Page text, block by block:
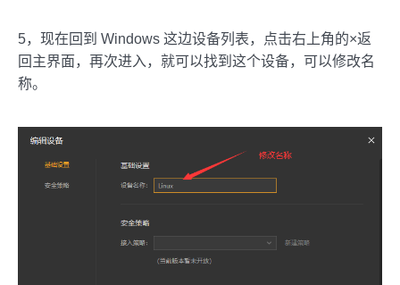
5，现在回到 Windows 这边设备列表，点击右上角的×返
回主界面，再次进入，就可以找到这个设备，可以修改名
称。